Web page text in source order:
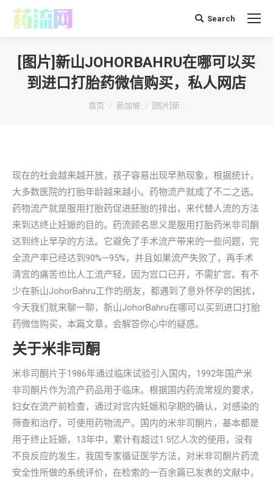
搜 Search
[图片]新山JOHORBAHRU在哪可以买
到进口打胎药微信购买，私人网店
你在这里：
首页 新加坡 [图片]新…
现在的社会越来越开放，孩子容易出现早熟现象，根据统计，
大多数医院的打胎年龄越来越小。药物流产就成了不二之选。
药物流产就是服用打胎药促进胚胎的排出，来代替人流的方法
来到达终止妊娠的目的。药流顾名思义是服用打胎药米非司酮
达到终止早孕的方法。它避免了手术流产带来的一些问题，完
全流产率已经达到90%—95%，并且如果流产失败了，再手术
清宫的痛苦也比人工流产轻，因为宫口已开，不需扩宫。有不
少在新山JohorBahru工作的朋友，都遇到了意外怀孕的困扰，
今天我们就来聊一聊，新山JohorBahru在哪可以买到进口打胎
药微信购买，本篇文章，会解答你心中的疑惑。
关于米非司酮
米非司酮片于1986年通过临床试验引入国内，1992年国产米
非司酮片作为流产药品用于临床。根据国内药流常规的要求，
妇女在流产前检查，通过对宫内妊娠和孕期的确认，对感染的
筛查和治疗，可使用药物流产。国内的米非司酮片，基本都是
用于终止妊娠，13年中，累计有超过1.5亿人次的使用，没有
不良反应的发生，我国专家循证医学方法，对米非司酮片药流
安全性所做的系统评价，在检索的一百余篇已发表的文献中，